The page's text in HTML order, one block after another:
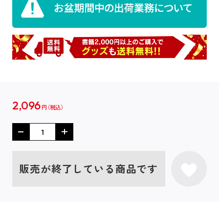
2,096 円
販売が終了している商品です